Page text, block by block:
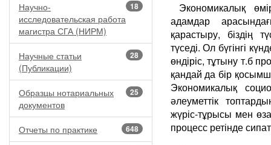
18
Научно-
исследовательская работа
магистра СГА (НИРМ)
28
Научные статьи
(Публикации)
25
Образцы нотариальных
документов
648
Отчеты по практике
Экономикалық
адамдар
қарастыру, біздің
түседі. Ол бүгінгі
өндіріс, тұтыну т.б
қандай да бір
Экономикалық
әлеуметтік
жүріс-тұрысы мен
процесс ретінде